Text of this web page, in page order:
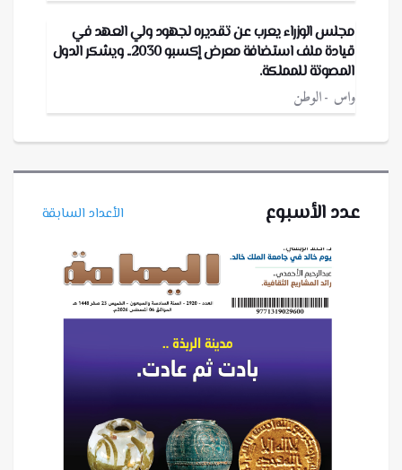
مجلس الوزراء يعرب عن تقديره لجهود ولي العهد في
قيادة ملف استضافة معرض إكسبو 2030.. ويشكر الدول
المصوتة للمملكة.
واس الوطن
عدد الأسبوع الأعداد السابقة